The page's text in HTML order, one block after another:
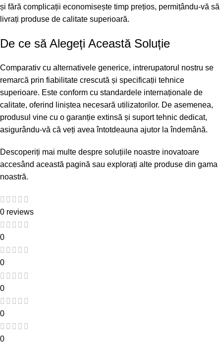
și fără complicații economisește timp prețios, permițându-vă să
livrați produse de calitate superioară.
De ce să Alegeți Această Soluție
Comparativ cu alternativele generice, intrerupatorul nostru se
remarcă prin fiabilitate crescută și specificații tehnice
superioare. Este conform cu standardele internaționale de
calitate, oferind liniștea necesară utilizatorilor. De asemenea,
produsul vine cu o garanție extinsă și suport tehnic dedicat,
asigurându-vă că veți avea întotdeauna ajutor la îndemână.
Descoperiți mai multe despre soluțiile noastre inovatoare
accesând această pagină sau explorați alte produse din gama
noastră.
0 reviews
0
0
0
0
0